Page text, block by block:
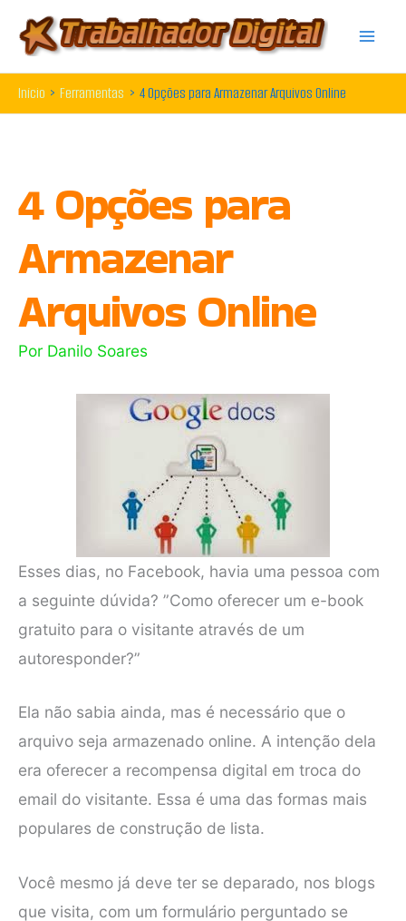
para
o
conteúdo
Início Ferramentas 4 Opções para Armazenar Arquivos Online
4 Opções para
Armazenar
Arquivos Online
Por Danilo Soares
Esses dias, no Facebook, havia uma pessoa com
a seguinte dúvida? ”Como oferecer um e-book
gratuito para o visitante através de um
autoresponder?”
Ela não sabia ainda, mas é necessário que o
arquivo seja armazenado online. A intenção dela
era oferecer a recompensa digital em troca do
email do visitante. Essa é uma das formas mais
populares de construção de lista.
Você mesmo já deve ter se deparado, nos blogs
que visita, com um formulário perguntado se